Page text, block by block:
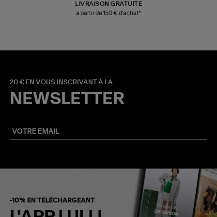
LIVRAISON GRATUITE
à partir de 150 € d'achat*
20 € EN VOUS INSCRIVANT À LA
NEWSLETTER
-10% EN TÉLÉCHARGEANT